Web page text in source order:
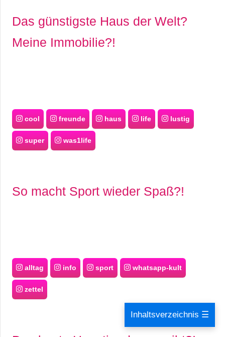
Das günstigste Haus der Welt?
Meine Immobilie?!
cool freunde haus life lustig
super was1life
So macht Sport wieder Spaß?!
alltag info sport whatsapp-kult
zettel
Inhaltsverzeichnis ☰